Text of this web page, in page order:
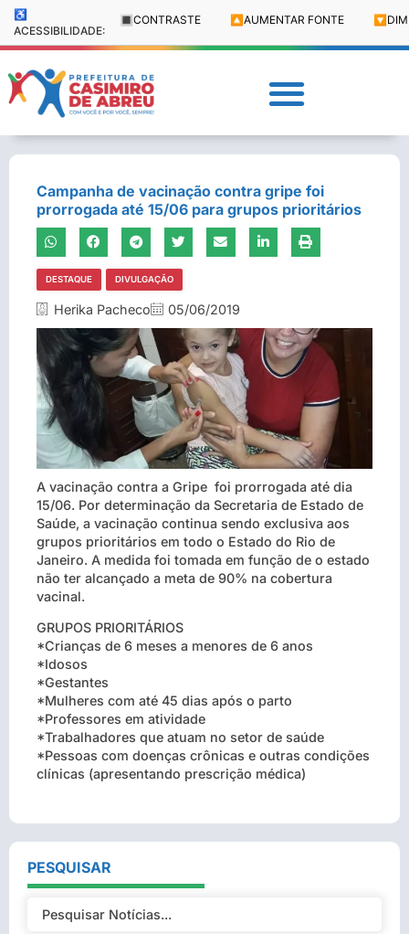
♿
ACESSIBILIDADE:
🔳 CONTRASTE 🔼 AUMENTAR FONTE 🔽
Campanha de vacinação contra gripe foi
prorrogada até 15/06 para grupos prioritários
DESTAQUE DIVULGAÇÃO
Herika Pacheco 05/06/2019
A vacinação contra a Gripe foi prorrogada até dia
15/06. Por determinação da Secretaria de Estado de
Saúde, a vacinação continua sendo exclusiva aos
grupos prioritários em todo o Estado do Rio de
Janeiro. A medida foi tomada em função de o estado
não ter alcançado a meta de 90% na cobertura
vacinal.
GRUPOS PRIORITÁRIOS
*Crianças de 6 meses a menores de 6 anos
*Idosos
*Gestantes
*Mulheres com até 45 dias após o parto
*Professores em atividade
*Trabalhadores que atuam no setor de saúde
*Pessoas com doenças crônicas e outras condições
clínicas (apresentando prescrição médica)
PESQUISAR